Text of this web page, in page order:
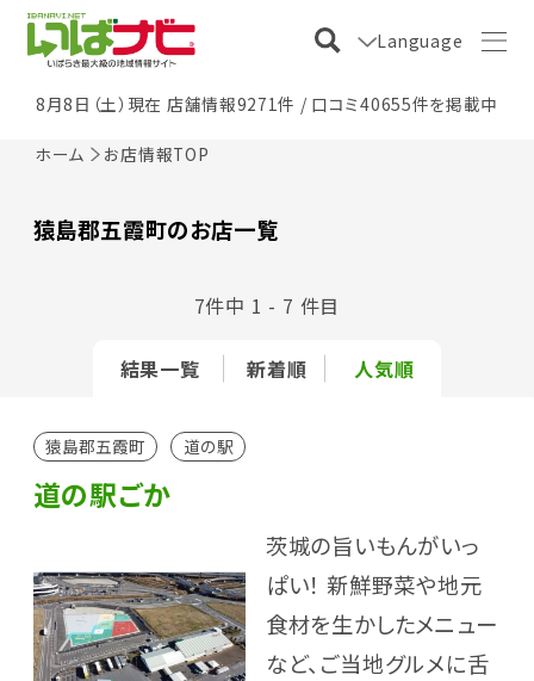
Language
8月8日（土）現在 店舗情報9271件 / 口コミ40655件を掲載中
ホーム お店情報TOP
猿島郡五霞町のお店一覧
結果一覧 新着順 人気順
7件中 1 - 7 件目
猿島郡五霞町 道の駅
道の駅ごか
茨城の旨いもんがいっ
ぱい！ 新鮮野菜や地元
食材を生かしたメニュー
など、ご当地グルメに舌